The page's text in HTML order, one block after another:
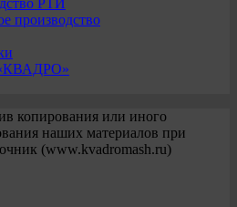
производство
копирования или иного
наших материалов при
(www.kvadromash.ru)